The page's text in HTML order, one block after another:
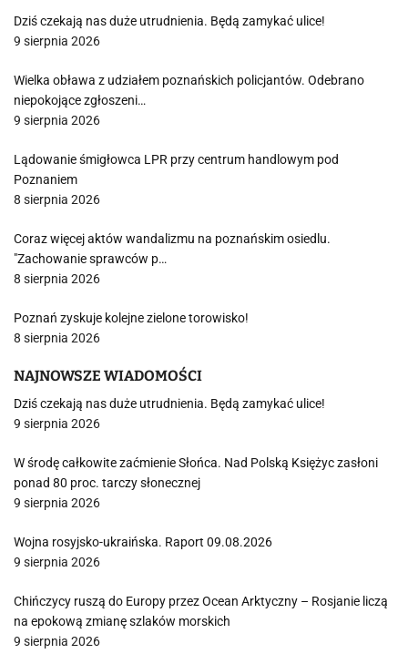
Dziś czekają nas duże utrudnienia. Będą zamykać ulice!
9 sierpnia 2026
Wielka obława z udziałem poznańskich policjantów. Odebrano
niepokojące zgłoszeni…
9 sierpnia 2026
Lądowanie śmigłowca LPR przy centrum handlowym pod
Poznaniem
8 sierpnia 2026
Coraz więcej aktów wandalizmu na poznańskim osiedlu.
"Zachowanie sprawców p…
8 sierpnia 2026
Poznań zyskuje kolejne zielone torowisko!
8 sierpnia 2026
NAJNOWSZE WIADOMOŚCI
Dziś czekają nas duże utrudnienia. Będą zamykać ulice!
9 sierpnia 2026
W środę całkowite zaćmienie Słońca. Nad Polską Księżyc zasłoni
ponad 80 proc. tarczy słonecznej
9 sierpnia 2026
Wojna rosyjsko-ukraińska. Raport 09.08.2026
9 sierpnia 2026
Chińczycy ruszą do Europy przez Ocean Arktyczny – Rosjanie liczą
na epokową zmianę szlaków morskich
9 sierpnia 2026